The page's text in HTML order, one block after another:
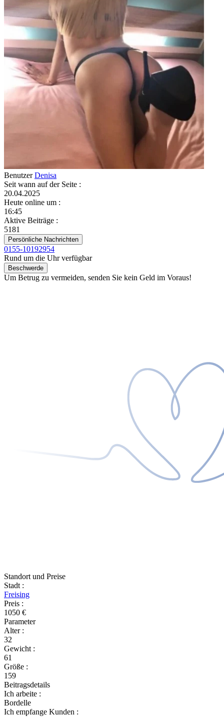
BenutzerDenisa
Seit wann auf der Seite :
20.04.2025
Heute online um :
16:45
Aktive Beiträge :
5181
Persönliche Nachrichten
0155-10192954
Rund um die Uhr verfügbar
Beschwerde
Um Betrug zu vermeiden, senden Sie kein Geld im Voraus!
Standort und Preise
Stadt :
Freising
Preis :
1050 €
Parameter
Alter :
32
Gewicht :
61
Größe :
159
Beitragsdetails
Ich arbeite :
Bordelle
Ich empfange Kunden :